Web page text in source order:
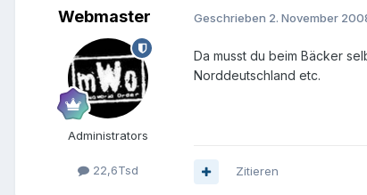
Webmaster
Administrators
22,6Tsd
Geschrieben 2. November
Da musst du beim Bäcker
Norddeutschland etc.
Zitieren